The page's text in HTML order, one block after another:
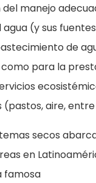
manejo
agua (y sus
de
para la
(pastos, aire,
secos
en
famosa